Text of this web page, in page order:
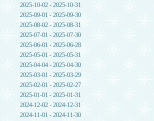
2025-10-02 - 2025-10-31
2025-09-01 - 2025-09-30
2025-08-02 - 2025-08-31
2025-07-01 - 2025-07-30
2025-06-01 - 2025-06-28
2025-05-01 - 2025-05-31
2025-04-04 - 2025-04-30
2025-03-01 - 2025-03-29
2025-02-01 - 2025-02-27
2025-01-01 - 2025-01-31
2024-12-02 - 2024-12-31
2024-11-01 - 2024-11-30